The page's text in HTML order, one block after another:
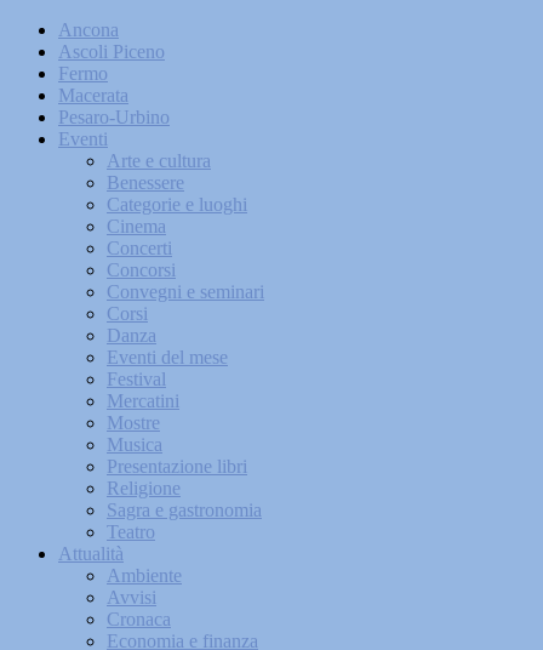
Ancona
Ascoli Piceno
Fermo
Macerata
Pesaro-Urbino
Eventi
Arte e cultura
Benessere
Categorie e luoghi
Cinema
Concerti
Concorsi
Convegni e seminari
Corsi
Danza
Eventi del mese
Festival
Mercatini
Mostre
Musica
Presentazione libri
Religione
Sagra e gastronomia
Teatro
Attualità
Ambiente
Avvisi
Cronaca
Economia e finanza